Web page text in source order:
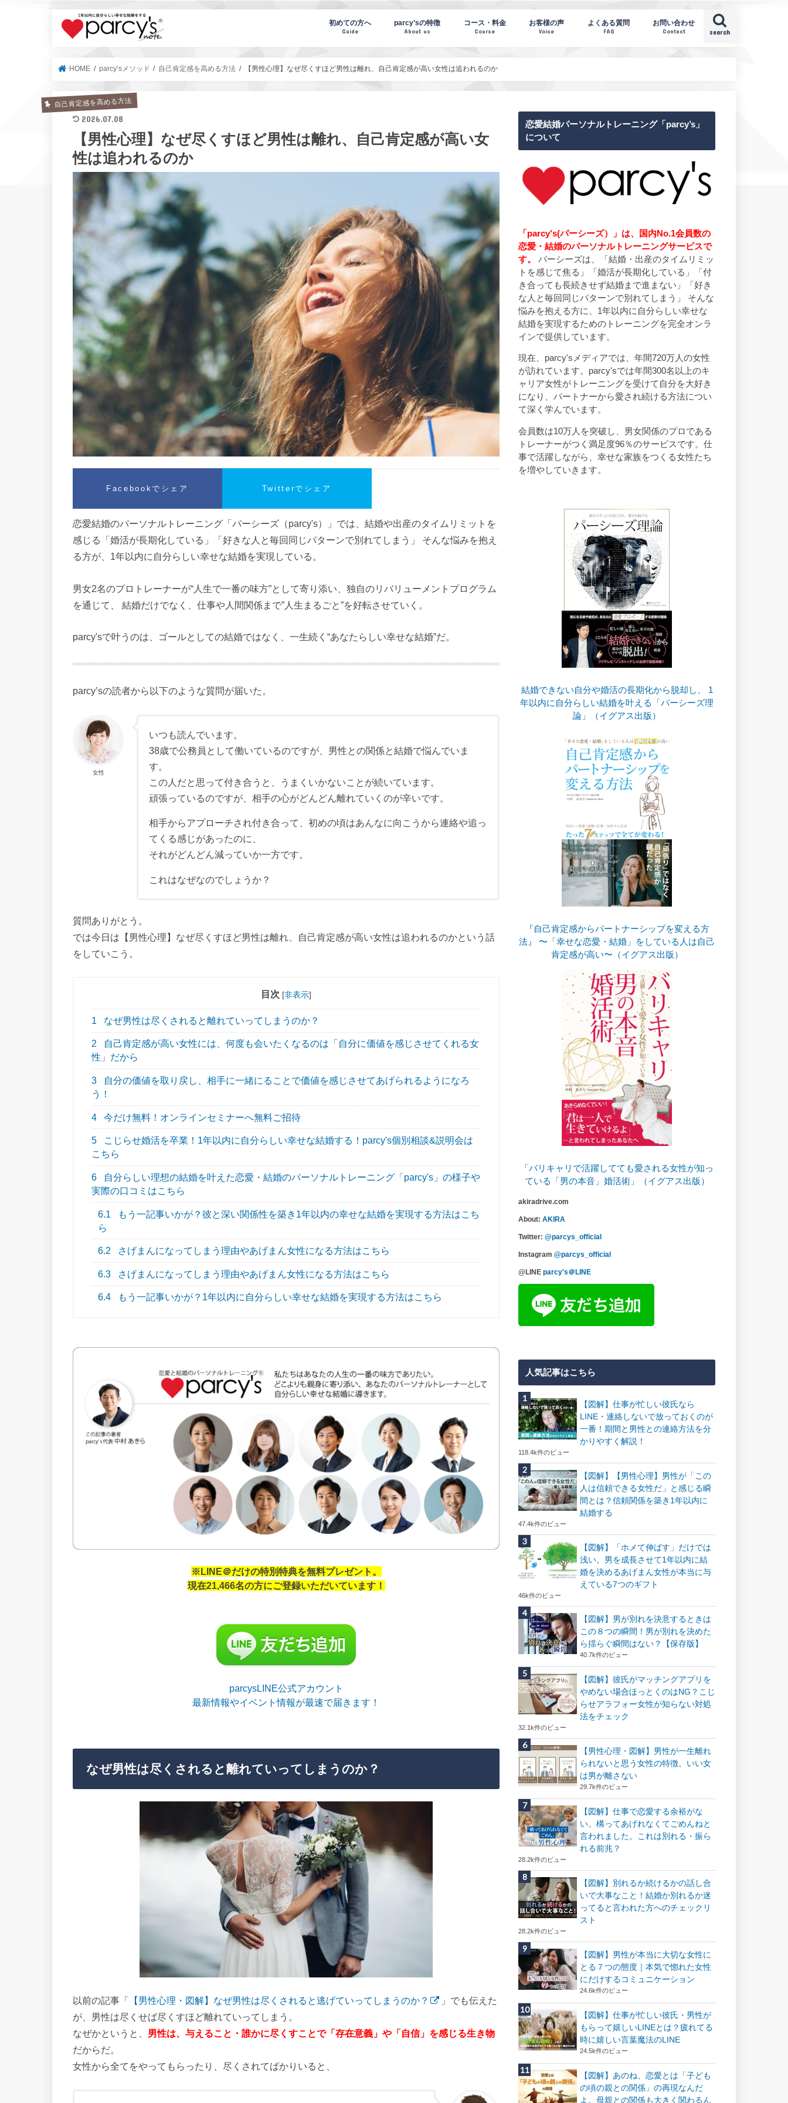
parcy's note(パーシーズノート) search
初めての方へ
Guide
parcy’sの特徴
About us
コース・料金
Course
お客様の声
Voice
よくある質問
FAQ
お問い合わせ
Contact
HOME parcy’sメソッド 自己肯定感を高める方法 【男性心理】なぜ尽くすほど男性は離れ、自己肯定感が高い女性は追われるのか
自己肯定感を高める方法
2026.07.08
【男性心理】なぜ尽くすほど男性は離れ、自己肯定感が高い女
性は追われるのか
Facebookでシェア Twitterでシェア
恋愛結婚のパーソナルトレーニング「パーシーズ（parcy's）」では、結婚や出産のタイムリミットを
感じる「婚活が長期化している」「好きな人と毎回同じパターンで別れてしまう」 そんな悩みを抱え
る方が、1年以内に自分らしい幸せな結婚を実現している。
男女2名のプロトレーナーが“人生で一番の味方”として寄り添い、独自のリバリューメントプログラム
を通じて、 結婚だけでなく、仕事や人間関係まで”人生まるごと”を好転させていく。
parcy'sで叶うのは、ゴールとしての結婚ではなく、一生続く“あなたらしい幸せな結婚”だ。
parcy’sの読者から以下のような質問が届いた。
女性
いつも読んでいます。
38歳で公務員として働いているのですが、男性との関係と結婚で悩んでいま
す。
この人だと思って付き合うと、うまくいかないことが続いています。
頑張っているのですが、相手の心がどんどん離れていくのが辛いです。
相手からアプローチされ付き合って、初めの頃はあんなに向こうから連絡や追っ
てくる感じがあったのに、
それがどんどん減っていか一方です。
これはなぜなのでしょうか？
質問ありがとう。
では今日は【男性心理】なぜ尽くすほど男性は離れ、自己肯定感が高い女性は追われるのかという話
をしていこう。
目次 [非表示]
1 なぜ男性は尽くされると離れていってしまうのか？
2
自己肯定感が高い女性には、何度も会いたくなるのは「自分に価値を感じさせてくれる女
性」だから
3
自分の価値を取り戻し、相手に一緒にることで価値を感じさせてあげられるようになろ
う！
4 今だけ無料！オンラインセミナーへ無料ご招待
5
こじらせ婚活を卒業！1年以内に自分らしい幸せな結婚する！parcy's個別相談&説明会は
こちら
6
自分らしい理想の結婚を叶えた恋愛・結婚のパーソナルトレーニング「parcy's」の様子や
実際の口コミはこちら
6.1
もう一記事いかが？彼と深い関係性を築き1年以内の幸せな結婚を実現する方法はこち
ら
6.2 さげまんになってしまう理由やあげまん女性になる方法はこちら
6.3 さげまんになってしまう理由やあげまん女性になる方法はこちら
6.4 もう一記事いかが？1年以内に自分らしい幸せな結婚を実現する方法はこちら
※LINE＠だけの特別特典を無料プレゼント。
現在21,466名の方にご登録いただいています！
parcysLINE公式アカウント
最新情報やイベント情報が最速で届きます！
なぜ男性は尽くされると離れていってしまうのか？
以前の記事「 【男性心理・図解】なぜ男性は尽くされると逃げていってしまうのか？
」でも伝えた
が、男性は尽くせば尽くすほど離れていってしまう。
なぜかというと、 男性は、与えること・誰かに尽くすことで「存在意義」や「自信」を感じる生き物
だからだ。
女性から全てをやってもらったり、尽くされてばかりいると、
恋愛結婚パーソナルトレーニング「parcy’s」
について
「parcy's(パーシーズ）」は、国内No.1会員数の
恋愛・結婚のパーソナルトレーニングサービスで
す。
パーシーズは、「結婚・出産のタイムリミッ
トを感じて焦る」「婚活が長期化している」「付
き合っても長続きせず結婚まで進まない」「好き
な人と毎回同じパターンで別れてしまう」 そんな
悩みを抱える方に、1年以内に自分らしい幸せな
結婚を実現するためのトレーニングを完全オンラ
インで提供しています。
現在、parcy'sメディアでは、年間720万人の女性
が訪れています。parcy'sでは年間300名以上のキ
ャリア女性がトレーニングを受けて自分を大好き
になり、パートナーから愛され続ける方法につい
て深く学んでいます。
会員数は10万人を突破し、男女関係のプロである
トレーナーがつく満足度96％のサービスです。仕
事で活躍しながら、幸せな家族をつくる女性たち
を増やしていきます。
結婚できない自分や婚活の長期化から脱却し、 1
年以内に自分らしい結婚を叶える「パーシーズ理
論」（イグアス出版）
『自己肯定感からパートナーシップを変える方
法』 〜「幸せな恋愛・結婚」をしている人は自己
肯定感が高い〜（イグアス出版）
「バリキャリで活躍してても愛される女性が知っ
ている「男の本音」婚活術」（イグアス出版）
akiradrive.com
About: AKIRA
Twitter: @parcys_official
Instagram @parcys_official
@LINE parcy's＠LINE
人気記事はこちら
【図解】仕事が忙しい彼氏なら
LINE・連絡しないで放っておくのが
一番！期間と男性との連絡方法を分
かりやすく解説！
118.4k件のビュー
【図解】【男性心理】男性が「この
人は信頼できる女性だ」と感じる瞬
間とは？信頼関係を築き1年以内に
結婚する
47.4k件のビュー
【図解】「ホメて伸ばす」だけでは
浅い。男を成長させて1年以内に結
婚を決めるあげまん女性が本当に与
えている7つのギフト
46k件のビュー
【図解】男が別れを決意するときは
この８つの瞬間！男が別れを決めた
ら揺らぐ瞬間はない？【保存版】
40.7k件のビュー
【図解】彼氏がマッチングアプリを
やめない場合ほっとくのはNG？こじ
らせアラフォー女性が知らない対処
法をチェック
32.1k件のビュー
【男性心理・図解】男性が一生離れ
られないと思う女性の特徴。いい女
は男が離さない
29.7k件のビュー
【図解】仕事で恋愛する余裕がな
い。構ってあげれなくてごめんねと
言われました。これは別れる・振ら
れる前兆？
28.2k件のビュー
【図解】別れるか続けるかの話し合
いで大事なこと！結婚か別れるか迷
ってると言われた方へのチェックリ
スト
28.2k件のビュー
【図解】男性が本当に大切な女性に
とる７つの態度｜本気で惚れた女性
にだけするコミュニケーション
24.6k件のビュー
【図解】仕事が忙しい彼氏・男性が
もらって嬉しいLINEとは？疲れてる
時に嬉しい言葉魔法のLINE
24.5k件のビュー
【図解】あのね、恋愛とは「子ども
の頃の親との関係」の再現なんだ
よ。母親との関係も大きく関わるん